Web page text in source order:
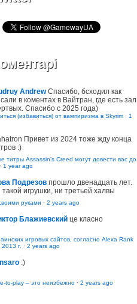
Andrew Спасибо, бсходил как
в коментах в Вайтран, где есть зал
Спасибо с 2025 года)
(избавиться) от вампиризма в Skyrim · 1
Привет из 2024 тоже жду конца
:)
титры Assassin’s Creed могут довести вас до
· 1 year ago
Подрезов прошло двенадцать лет.
такой игрушки, ни третьей халвьі
руками · 2 years ago
Блажиевский це класно
игровых сайтов, согласно Alexa Rank
г. · 2 years ago
:)
to-play – это неизбежно · 2 years ago